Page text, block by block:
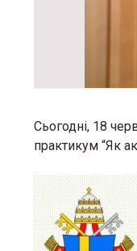
Сьогодні, 18
практикум “Як